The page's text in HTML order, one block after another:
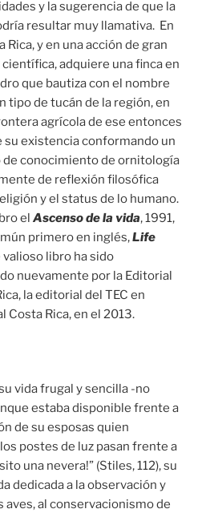
y la sugerencia de que la
resultar muy llamativa. En
Rica, y en una acción de gran
adquiere una finca en
que bautiza con el nombre
tipo de tucán de la región, en
agrícola de ese entonces
su existencia conformando un
conocimiento de ornitología
de reflexión filosófica
y el status de lo humano.
el Ascenso de la vida, 1991,
primero en inglés,Life
libro ha sido
nuevamente por la Editorial
la editorial del TEC en
Costa Rica, en el 2013.
vida frugal y sencilla -no
estaba disponible frente a
de su esposas quien
postes de luz pasan frente a
una nevera!” (Stiles, 112), su
dedicada a la observación y
aves, al conservacionismo de